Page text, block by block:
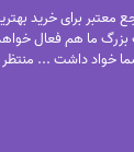
برای خرید
بزرگ ما هم فعال
خواد داشت ...